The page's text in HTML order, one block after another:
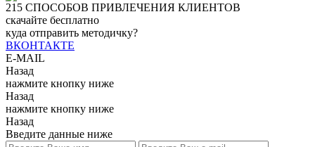
215 СПОСОБОВ ПРИВЛЕЧЕНИЯ КЛИЕНТОВ
скачайте бесплатно
куда отправить методичку?
ВКОНТАКТЕ
E-MAIL
Назад
нажмите кнопку ниже
Назад
нажмите кнопку ниже
Назад
Введите данные ниже